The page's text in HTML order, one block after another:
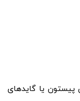
یا گایدهای